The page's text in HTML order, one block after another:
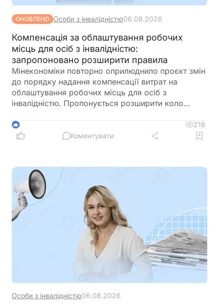
ОНОВЛЕНО Особи з інвалідністю06.08.2026
Компенсація за облаштування робочих
місць для осіб з інвалідністю:
запропоновано розширити правила
Мінекономіки повторно оприлюднило проєкт змін
до порядку надання компенсації витрат на
облаштування робочих місць для осіб з
інвалідністю. Пропонується розширити коло
ветеранів з інвалідністю, уточнити вимоги до
документів та умов оплати праці, а також
4
218
Коментувати
Особи з інвалідністю06.08.2026